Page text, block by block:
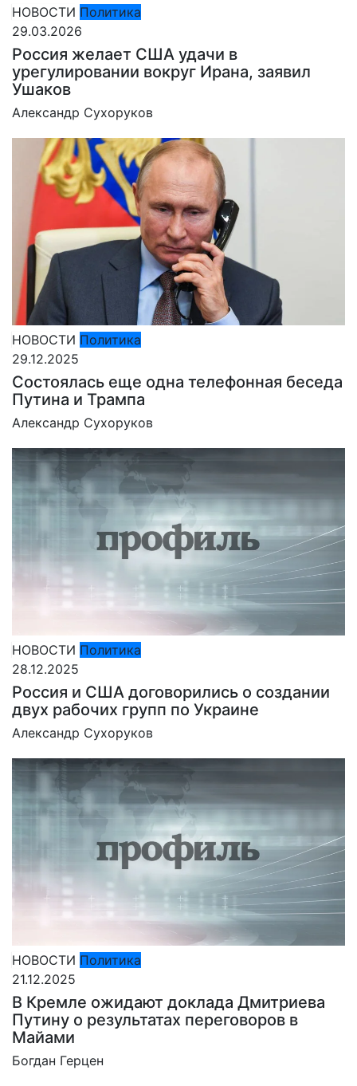
НОВОСТИ Политика
29.03.2026
Россия желает США удачи в
урегулировании вокруг Ирана, заявил
Ушаков
Александр Сухоруков
НОВОСТИ Политика
29.12.2025
Состоялась еще одна телефонная беседа
Путина и Трампа
Александр Сухоруков
НОВОСТИ Политика
28.12.2025
Россия и США договорились о создании
двух рабочих групп по Украине
Александр Сухоруков
НОВОСТИ Политика
21.12.2025
В Кремле ожидают доклада Дмитриева
Путину о результатах переговоров в
Майами
Богдан Герцен